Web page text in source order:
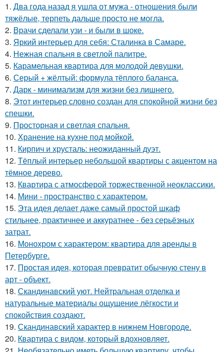
1. Два года назад я ушла от мужа - отношения были
тяжёлые, терпеть дальше просто не могла.
2. Врачи сделали узи - и были в шоке.
3. Яркий интерьер для себя: Сталинка в Самаре.
4. Нежная спальня в светлой палитре.
5. Карамельная квартира для молодой девушки.
6. Серый + жёлтый: формула тёплого баланса.
7. Дарк - минимализм для жизни без лишнего.
8. Этот интерьер словно создан для спокойной жизни без
спешки.
9. Просторная и светлая спальня.
10. Хранение на кухне под мойкой.
11. Кирпич и хрусталь: неожиданный дуэт.
12. Тёплый интерьер небольшой квартиры с акцентом на
тёмное дерево.
13. Квартира с атмосферой торжественной неоклассики.
14. Мини - пространство с характером.
15. Эта идея делает даже самый простой шкаф
стильнее, практичнее и аккуратнее - без серьёзных
затрат.
16. Монохром с характером: квартира для аренды в
Петербурге.
17. Простая идея, которая превратит обычную стену в
арт - объект.
18. Скандинавский уют. Нейтральная отделка и
натуральные материалы ощущение лёгкости и
спокойствия создают.
19. Скандинавский характер в нижнем Новгороде.
20. Квартира с видом, который вдохновляет.